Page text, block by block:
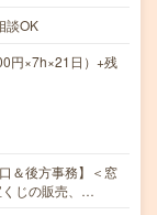
談OK
円×7h×21日）+残
＆後方事務】＜窓
くじの販売、…